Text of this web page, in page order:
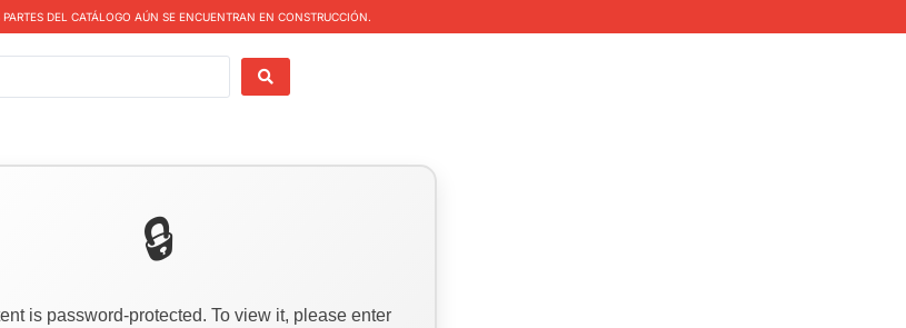
DEL CATÁLOGO AÚN SE ENCUENTRAN EN CONSTRUCCIÓN.
is password-protected. To view it, please enter